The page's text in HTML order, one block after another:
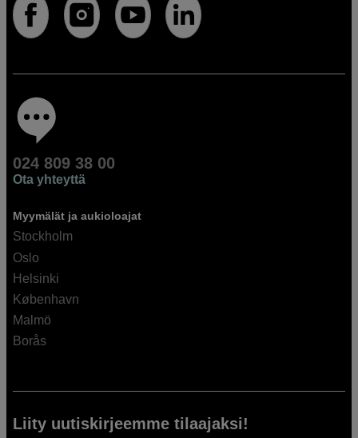
024 809 38 00
Ota yhteyttä
Myymälät ja aukioloajat
Stockholm
Oslo
Helsinki
København
Malmö
Borås
Liity uutiskirjeemme tilaajaksi!